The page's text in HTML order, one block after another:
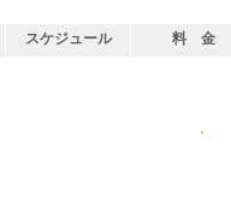
スケジュール 料 金